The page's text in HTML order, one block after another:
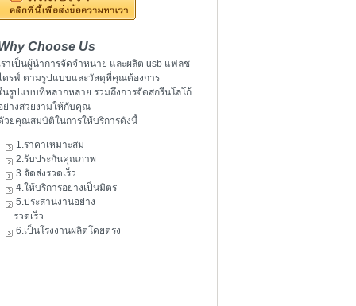
Choose Us
ราเป็นผู้นำการจัดจำหน่าย และผลิต usb แฟลช
ดรฟ์ ตามรูปแบบและวัสดุที่คุณต้องการ
นรูปแบบที่หลากหลาย รวมถึงการจัดสกรีนโลโก้
ย่างสวยงามให้กับคุณ
วยคุณสมบัติในการให้บริการดังนี้
1.ราคาเหมาะสม
2.รับประกันคุณภาพ
3.จัดส่งรวดเร็ว
4.ให้บริการอย่างเป็นมิตร
5.ประสานงานอย่าง
รวดเร็ว
6.เป็นโรงงานผลิตโดยตรง